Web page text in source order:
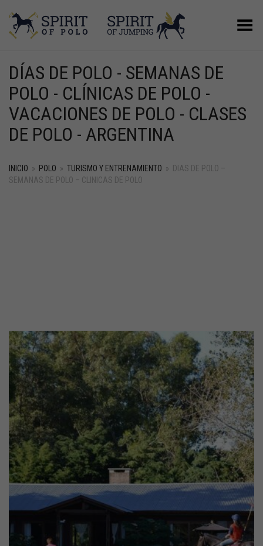
Menú
DÍAS DE POLO - SEMANAS DE
POLO - CLÍNICAS DE POLO -
VACACIONES DE POLO - CLASES
DE POLO - ARGENTINA
INICIO » POLO » TURISMO Y ENTRENAMIENTO » DIAS DE POLO –
SEMANAS DE POLO – CLINICAS DE POLO